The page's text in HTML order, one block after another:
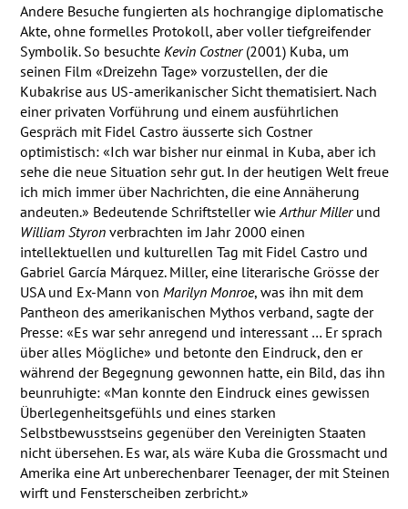
Andere Besuche fungierten als hochrangige diplomatische
Akte, ohne formelles Protokoll, aber voller tiefgreifender
Symbolik. So besuchte Kevin Costner(2001) Kuba, um
seinen Film «Dreizehn Tage» vorzustellen, der die
Kubakrise aus US-amerikanischer Sicht thematisiert. Nach
einer privaten Vorführung und einem ausführlichen
Gespräch mit Fidel Castro äusserte sich Costner
optimistisch: «Ich war bisher nur einmal in Kuba, aber ich
sehe die neue Situation sehr gut. In der heutigen Welt freue
ich mich immer über Nachrichten, die eine Annäherung
andeuten.» Bedeutende Schriftsteller wie Arthur Millerund
William Styronverbrachten im Jahr 2000 einen
intellektuellen und kulturellen Tag mit Fidel Castro und
Gabriel García Márquez. Miller, eine literarische Grösse der
USAund Ex-Mann von Marilyn Monroe, was ihn mit dem
Pantheon des amerikanischen Mythos verband, sagte der
Presse: «Es war sehr anregend und interessant … Er sprach
über alles Mögliche» und betonte den Eindruck, den er
während der Begegnung gewonnen hatte, ein Bild, das ihn
beunruhigte: «Man konnte den Eindruck eines gewissen
Überlegenheitsgefühls und eines starken
Selbstbewusstseins gegenüber den Vereinigten Staaten
nicht übersehen. Es war, als wäre Kuba die Grossmacht und
Amerika eine Art unberechenbarer Teenager, der mit Steinen
wirft und Fensterscheiben zerbricht.»